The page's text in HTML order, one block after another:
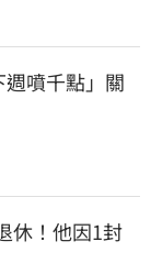
噴千點」關
休！他因1封